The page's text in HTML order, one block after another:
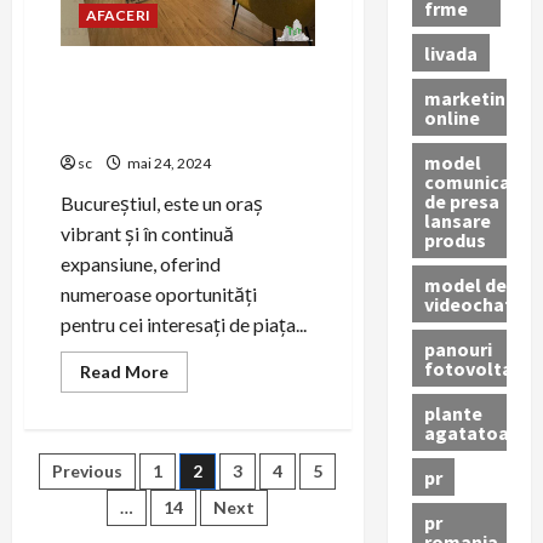
acoperiș
din
țiglă
AFACERI
sc mai 24, 2024
Bucureștiul, este un oraș
vibrant și în continuă
expansiune, oferind
numeroase oportunități
pentru cei interesați de piața...
Read MoreRead
more
Mai
Căutate
pentru
Apartamente
de
Paginație
articole
Previous 1 2 3 4
5
…
14 Next
frme
livada
marketing
online
model
comunicat
de presa
lansare
produs
model de
videochat
panouri
fotovoltaice
plante
agatatoare
pr
pr